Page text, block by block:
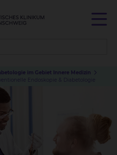
im Gebiet Innere Medizin
Endoskopie & Diabetologie